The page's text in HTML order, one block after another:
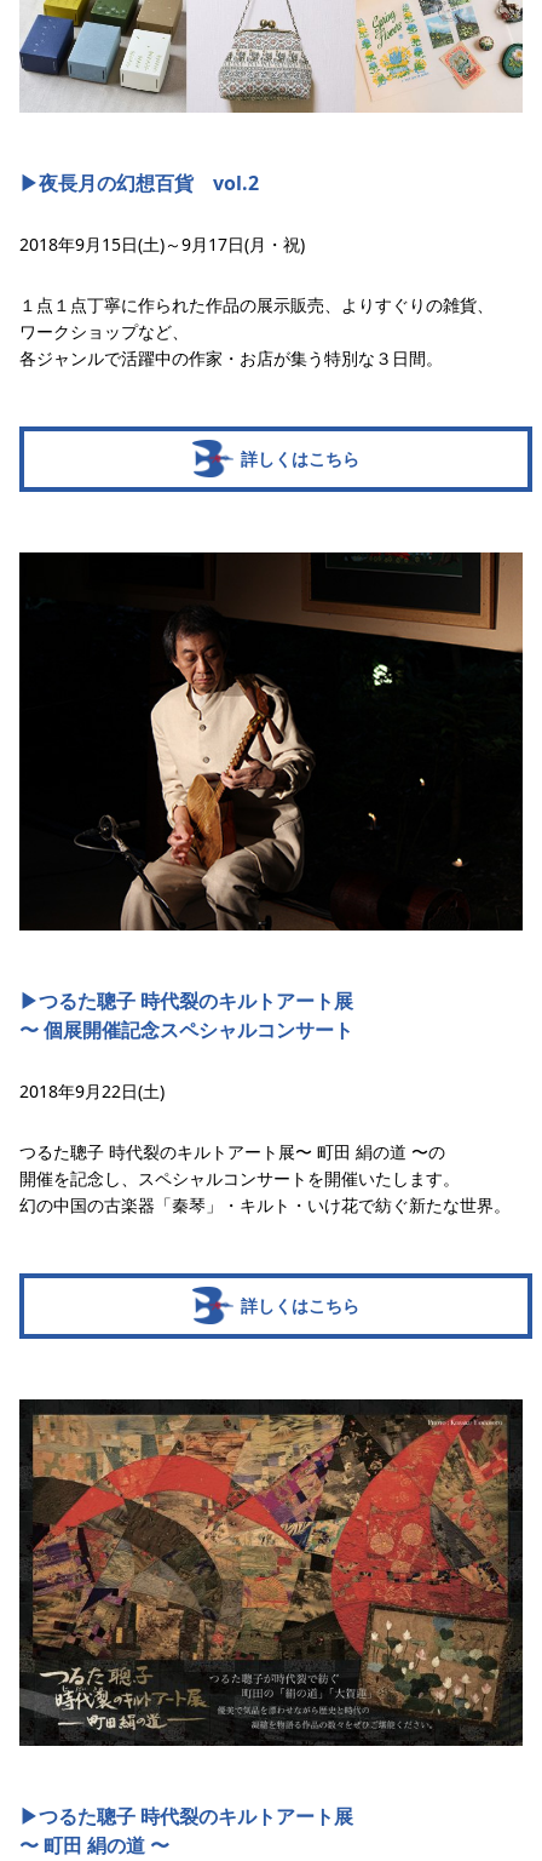
▶︎夜長月の幻想百貨 vol.2
2018年9月15日(土)～9月17日(月・祝)
１点１点丁寧に作られた作品の展示販売、よりすぐりの雑貨、
ワークショップなど、
各ジャンルで活躍中の作家・お店が集う特別な３日間。
詳しくはこちら
▶︎つるた聰子 時代裂のキルトアート展
〜 個展開催記念スペシャルコンサート
2018年9月22日(土)
つるた聰子 時代裂のキルトアート展〜 町田 絹の道 〜の
開催を記念し、スペシャルコンサートを開催いたします。
幻の中国の古楽器「秦琴」・キルト・いけ花で紡ぐ新たな世界。
詳しくはこちら
▶︎つるた聰子 時代裂のキルトアート展
〜 町田 絹の道 〜